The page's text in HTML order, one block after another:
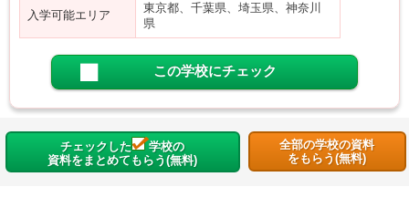
入学可能エリア
東京都、千葉県、埼玉県、神奈川
県
この学校にチェック
チェックした
学校の
資料をまとめてもらう(無料)
全部の学校の資料
をもらう(無料)